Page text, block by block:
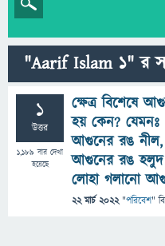
"Aarif Islam 1" র
1
উত্তর
1,189 বার দেখা
হয়েছে
ক্ষেত্র বিশেষে
হয় কেন? যেমনঃ
আগুনের রঙ নীল,
আগুনের রঙ হলুদ
লোহা গলানো
22 মার্চ 2022 "পরিবেশ"